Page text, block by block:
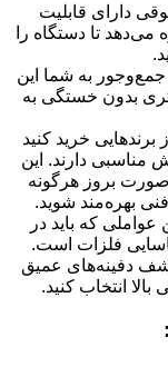
دارای قابلیت
تا دستگاه را
به شما این
بدون خستگی به
خرید کنید
مناسبی دارند. این
بروز هرگونه
بهره‌مند شوید.
که باید در
فلزات است.
دفینه‌های عمیق
انتخاب کنید.